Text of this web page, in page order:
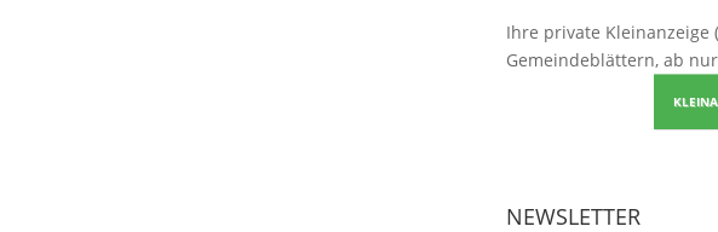
Ihre private Kleinanzeige
Gemeindeblättern, ab
NEWSLETTER